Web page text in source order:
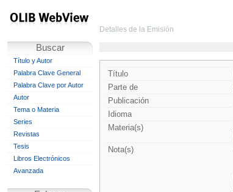
Buscar
Título y Autor
Palabra Clave General
Palabra Clave por Autor
Autor
Tema o Materia
Series
Revistas
Tesis
Libros Electrónicos
Avanzada
Detalles de la Emisión
Título
Parte de
Publicación
Idioma
Materia(s)
Nota(s)